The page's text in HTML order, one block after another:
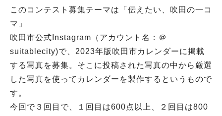
このコンテスト募集テーマは「伝えたい、吹田の一コ
マ」
吹田市公式Instagram（アカウント名：＠
suitablecity)で、2023年版吹田市カレンダーに掲載
する写真を募集。そこに投稿された写真の中から厳選
した写真を使ってカレンダーを製作するというもので
す。
今回で３回目で、１回目は600点以上、２回目は800